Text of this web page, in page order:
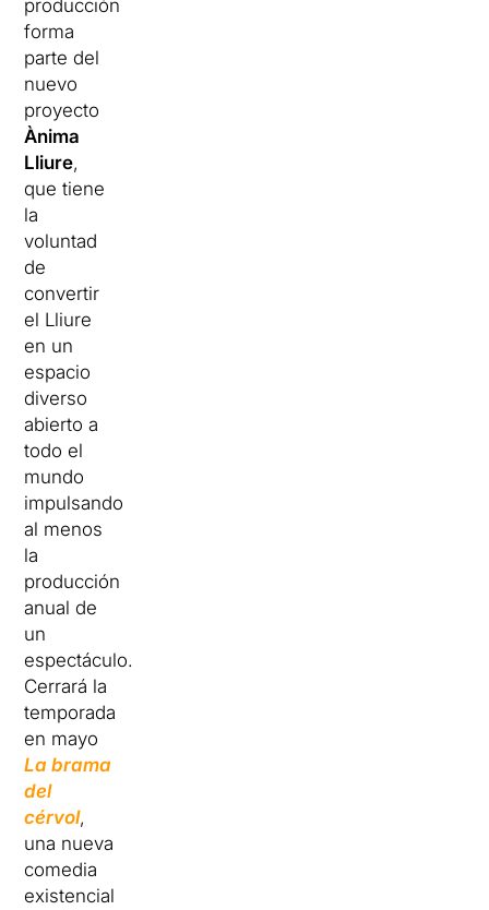
producción
forma
parte del
nuevo
proyecto
Ànima
Lliure,
que tiene
la
voluntad
de
convertir
el Lliure
en un
espacio
diverso
abierto a
todo el
mundo
impulsando
al menos
la
producción
anual de
un
espectáculo.
Cerrará la
temporada
en mayo
La brama
del
cérvol,
una nueva
comedia
existencial